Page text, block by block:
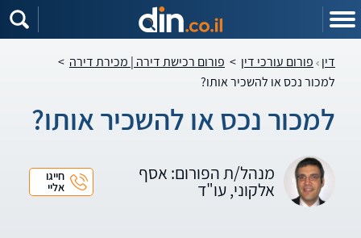
דין פורום עורכי דין > פורום רכישת דירה | מכירת דירה >
למכור נכס או להשכיר אותו?
למכור נכס או להשכיר אותו?
מנהל/ת הפורום: אסף
אלקוני, עו"ד
חייגו
אליי